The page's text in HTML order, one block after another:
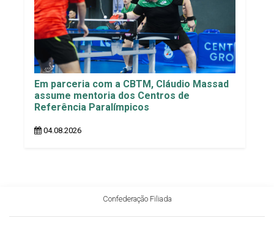
Em parceria com a CBTM, Cláudio Massad
assume mentoria dos Centros de
Referência Paralímpicos
04.08.2026
Confederação Filiada